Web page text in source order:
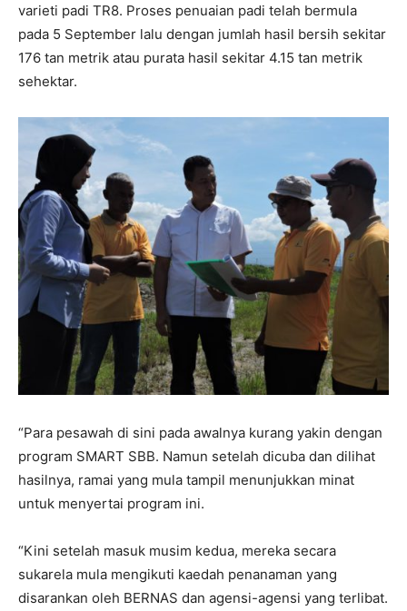
varieti padi TR8. Proses penuaian padi telah bermula
pada 5 September lalu dengan jumlah hasil bersih sekitar
176 tan metrik atau purata hasil sekitar 4.15 tan metrik
sehektar.
“Para pesawah di sini pada awalnya kurang yakin dengan
program SMART SBB. Namun setelah dicuba dan dilihat
hasilnya, ramai yang mula tampil menunjukkan minat
untuk menyertai program ini.
“Kini setelah masuk musim kedua, mereka secara
sukarela mula mengikuti kaedah penanaman yang
disarankan oleh BERNAS dan agensi-agensi yang terlibat.